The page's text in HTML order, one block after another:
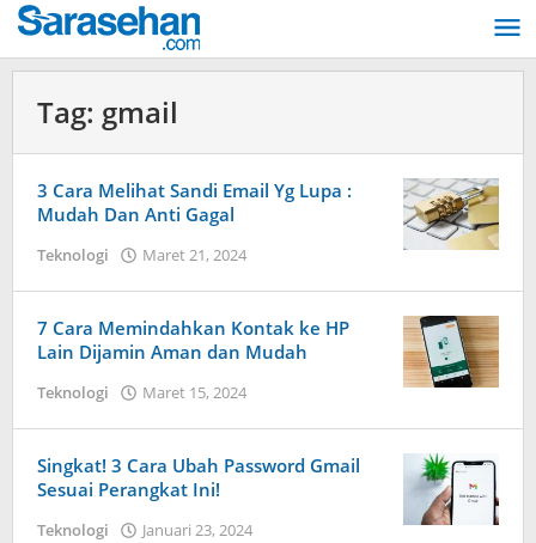
Lewati
ke
konten
Tag: gmail
3 Cara Melihat Sandi Email Yg Lupa :
Mudah Dan Anti Gagal
Teknologi Maret 21, 2024
Pradana
Putra
7 Cara Memindahkan Kontak ke HP
Lain Dijamin Aman dan Mudah
Teknologi Maret 15, 2024
Pradana
Singkat! 3 Cara Ubah Password Gmail
Sesuai Perangkat Ini!
Teknologi Januari 23, 2024